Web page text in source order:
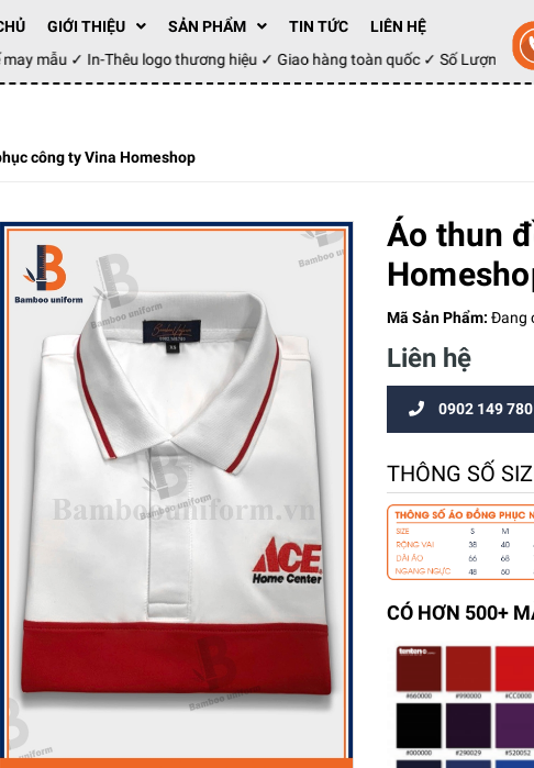
GIỚI THIỆU SẢN PHẨM TIN TỨC
LIÊN HỆ
may mẫu ✓ In-Thêu logo thương hiệu ✓ Giao hàng toàn quốc ✓ Số Lượng
công ty Vina Homeshop
Áo thun
Mã Sản Phẩm: Đang
Liên hệ
0902 149 780
THÔNG SỐ
CÓ HƠN 500+